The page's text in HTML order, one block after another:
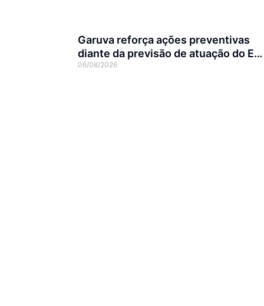
Garuva reforça ações preventivas
diante da previsão de atuação do El
Niño
06/08/2026